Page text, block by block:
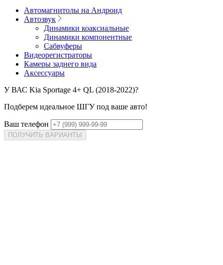
Автомагнитолы на Андроид
Автозвук
Динамики коаксиальные
Динамики компонентные
Сабвуферы
Видеорегистраторы
Камеры заднего вида
Аксессуары
У ВАС Kia Sportage 4+ QL (2018-2022)?
Подберем идеальное ШГУ под ваше авто!
Ваш телефон
ПОЛУЧИТЬ ВАРИАНТЫ